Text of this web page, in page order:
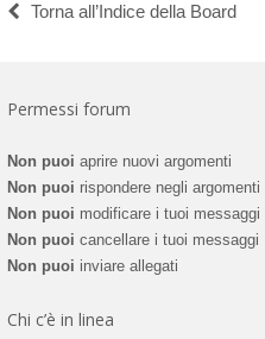
Torna all’Indice della Board
Permessi forum
Non puoi aprire nuovi argomenti
Non puoi rispondere negli argomenti
Non puoi modificare i tuoi messaggi
Non puoi cancellare i tuoi messaggi
Non puoi inviare allegati
Chi c’è in linea